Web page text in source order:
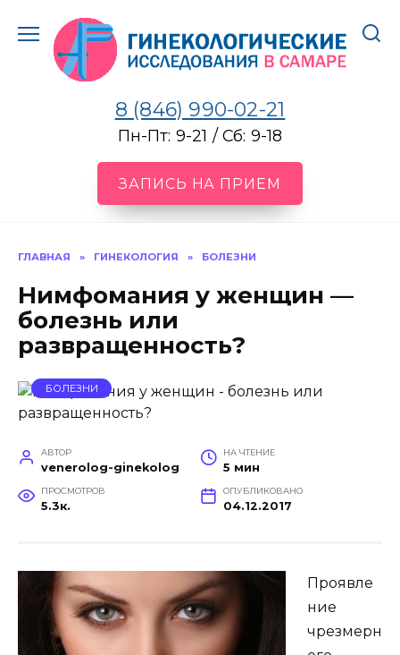
содержанию
8 (846) 990-02-21
Пн-Пт: 9-21 / Сб: 9-18
ЗАПИСЬ НА ПРИЕМ
ГЛАВНАЯ » ГИНЕКОЛОГИЯ » БОЛЕЗНИ
Нимфомания у женщин —
болезнь или
развращенность?
БОЛЕЗНИ
АВТОР
venerolog-ginekolog
НА ЧТЕНИЕ
5 мин
ПРОСМОТРОВ
5.3к.
ОПУБЛИКОВАНО
04.12.2017
Проявле
ние
чрезмерн